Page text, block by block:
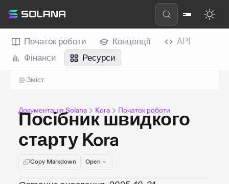
Початок роботи Концепції
API
Фінанси
Ресурси
Зміст
Документація Solana Kora Початок роботи
Посібник швидкого
старту Kora
Copy Markdown Open